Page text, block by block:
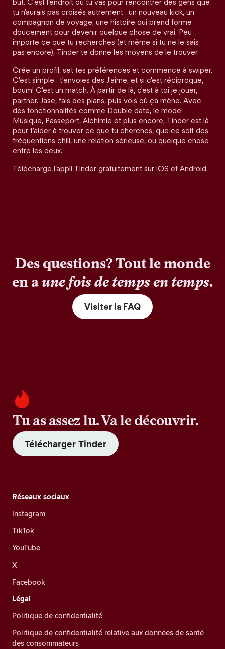
but. C’est l’endroit où tu vas pour rencontrer des gens que
tu n’aurais pas croisés autrement : un nouveau kick, un
compagnon de voyage, une histoire qui prend forme
doucement pour devenir quelque chose de vrai. Peu
importe ce que tu recherches (et même si tu ne le sais
pas encore), Tinder te donne les moyens de le trouver.
Crée un profil, set tes préférences et commence à swiper.
C'est simple : t'envoies des J'aime, et si c'est réciproque,
boum! C'est un match. À partir de là, c'est à toi je jouer,
partner. Jase, fais des plans, puis vois où ça mène. Avec
des fonctionnalités comme Double date, le mode
Musique, Passeport, Alchimie et plus encore, Tinder est là
pour t'aider à trouver ce que tu cherches, que ce soit des
fréquentions chill, une relation sérieuse, ou quelque chose
entre les deux.
Télécharge l’appli Tinder gratuitement sur iOS et Android.
Des questions? Tout le monde
en aune fois de temps en temps.
Visiter la FAQ
Tu as assez lu. Va le découvrir.
Télécharger Tinder
Réseaux sociaux
Instagram
TikTok
YouTube
X
Facebook
Légal
Politique de confidentialité
Politique de confidentialité relative aux données de santé
des consommateurs